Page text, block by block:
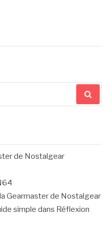
de Nostalgear
Gearmaster de Nostalgear
simple dans Réflexion